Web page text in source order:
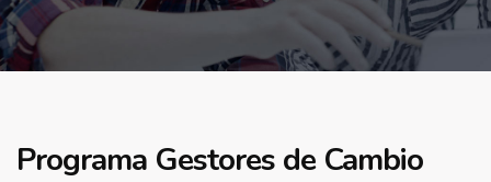
Programa Gestores de Cambio